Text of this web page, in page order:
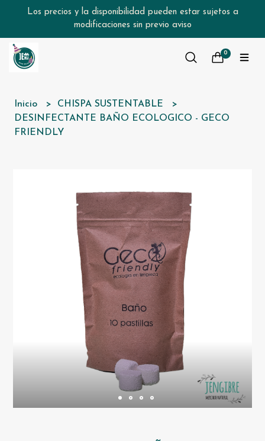
Los precios y la disponibilidad pueden estar sujetos a
modificaciones sin previo aviso
0
Inicio
CHISPA SUSTENTABLE
DESINFECTANTE BAÑO ECOLOGICO - GECO
FRIENDLY